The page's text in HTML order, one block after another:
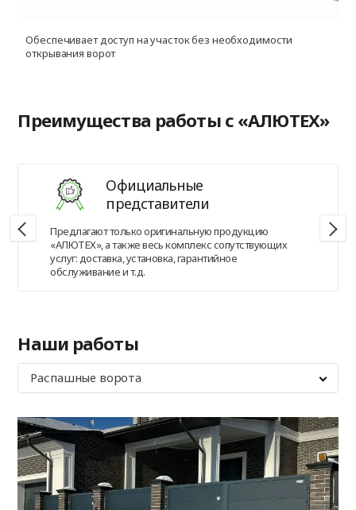
Обеспечивает доступ на участок без необходимости
открывания ворот
Преимущества работы с «АЛЮТЕХ»
Официальные
представители
Предлагают только оригинальную продукцию
«АЛЮТЕХ», а также весь комплекс сопутствующих
услуг: доставка, установка, гарантийное
обслуживание и т.д.
Наши работы
Распашные ворота